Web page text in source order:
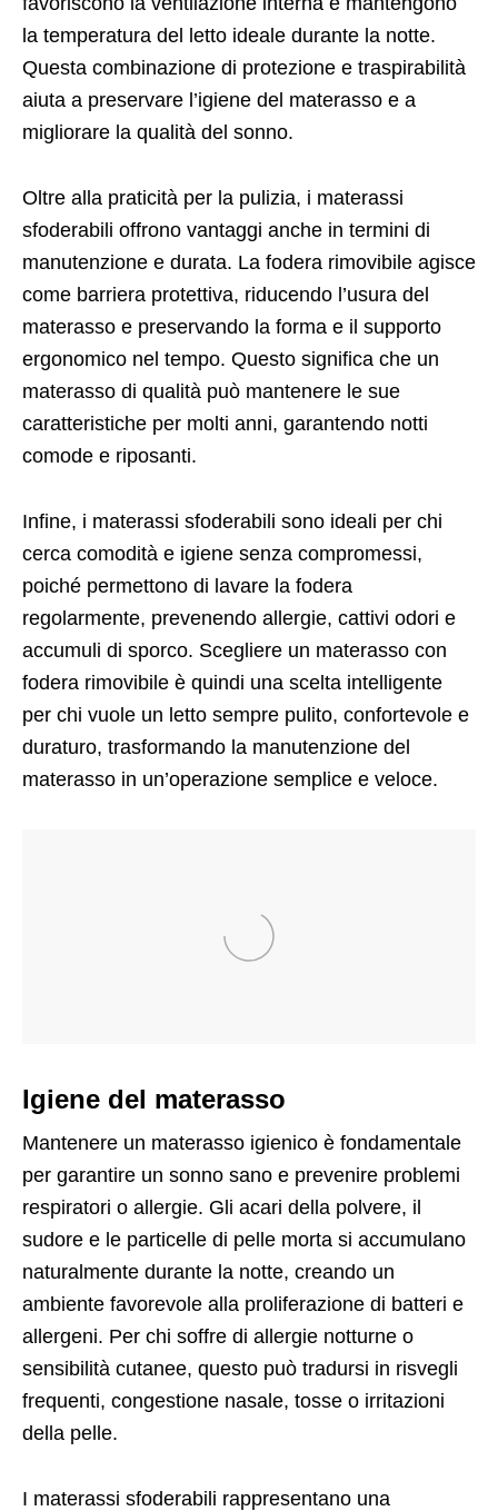
la temperatura del letto ideale durante la notte.
Questa combinazione di protezione e traspirabilità
aiuta a preservare l’igiene del materasso e a
migliorare la qualità del sonno.
Oltre alla praticità per la pulizia, i materassi
sfoderabili offrono vantaggi anche in termini di
manutenzione e durata. La fodera rimovibile agisce
come barriera protettiva, riducendo l’usura del
materasso e preservando la forma e il supporto
ergonomico nel tempo. Questo significa che un
materasso di qualità può mantenere le sue
caratteristiche per molti anni, garantendo notti
comode e riposanti.
Infine, i materassi sfoderabili sono ideali per chi
cerca comodità e igiene senza compromessi,
poiché permettono di lavare la fodera
regolarmente, prevenendo allergie, cattivi odori e
accumuli di sporco. Scegliere un materasso con
fodera rimovibile è quindi una scelta intelligente
per chi vuole un letto sempre pulito, confortevole e
duraturo, trasformando la manutenzione del
materasso in un’operazione semplice e veloce.
Igiene del materasso
Mantenere un materasso igienico è fondamentale
per garantire un sonno sano e prevenire problemi
respiratori o allergie. Gli acari della polvere, il
sudore e le particelle di pelle morta si accumulano
naturalmente durante la notte, creando un
ambiente favorevole alla proliferazione di batteri e
allergeni. Per chi soffre di allergie notturne o
sensibilità cutanee, questo può tradursi in risvegli
frequenti, congestione nasale, tosse o irritazioni
della pelle.
I materassi sfoderabili rappresentano una